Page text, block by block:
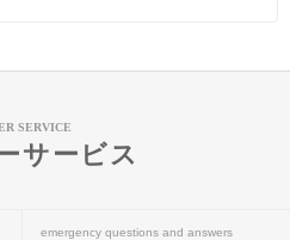
SERVICE
サービス
emergency questions and answers